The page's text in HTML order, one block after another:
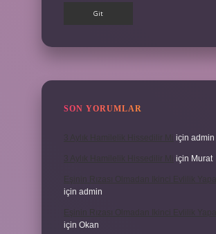
SON YORUMLAR
için admin
için Murat
için admin
için Okan